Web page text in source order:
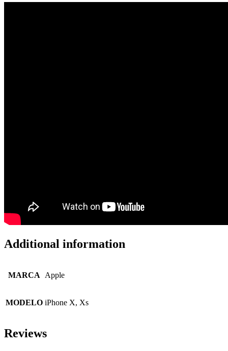
Additional information
MARCA Apple
MODELO iPhone X, Xs
Reviews